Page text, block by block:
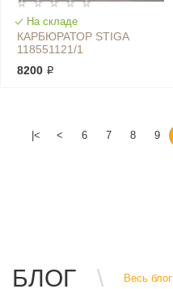
На складе
КАРБЮРАТОР STIGA
118551121/1
8200 ₽
|< < 6 7 8 9
БЛОГ Весь блог